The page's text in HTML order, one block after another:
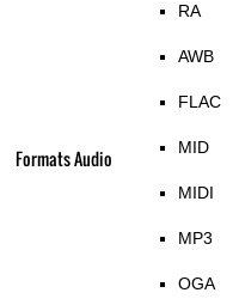
Formats Audio
RA
AWB
FLAC
MID
MIDI
MP3
OGA